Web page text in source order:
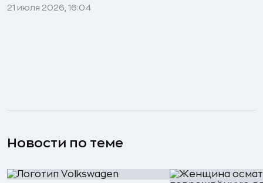
21 июля 2026, 16:04
Новости по теме